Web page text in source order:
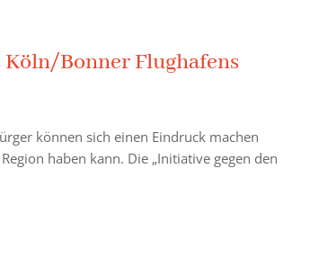
Bonner Flughafens
können sich einen Eindruck machen
haben kann. Die „Initiative gegen den